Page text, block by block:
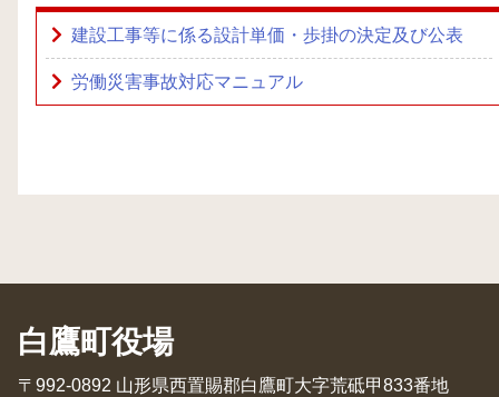
建設工事等に係る設計単価・歩掛の決定及び公表
労働災害事故対応マニュアル
白鷹町役場
〒992-0892 山形県西置賜郡白鷹町大字荒砥甲833番地